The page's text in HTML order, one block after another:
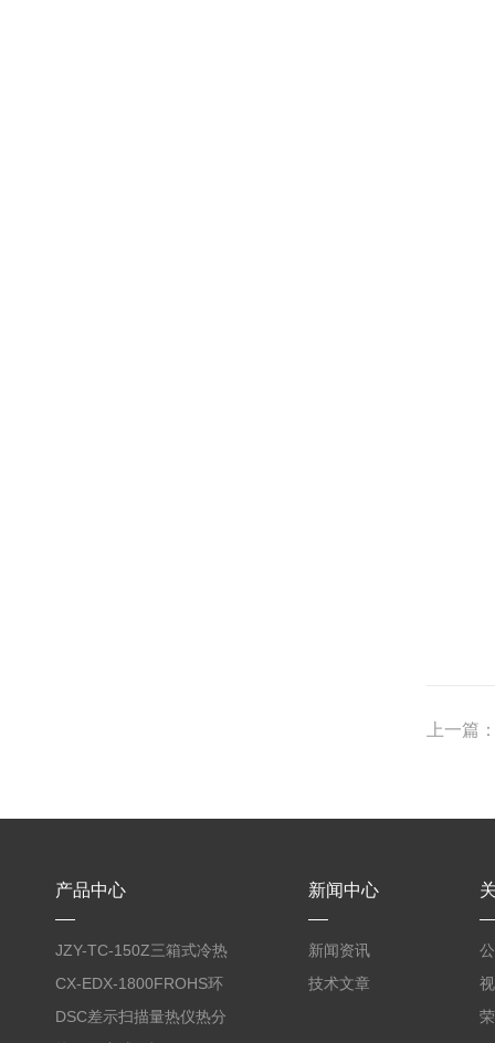
上一篇
产品中心
JZY-TC-150Z三箱式冷热
冲击试验箱
CX-EDX-1800FROHS环
保仪
DSC差示扫描量热仪热分
新闻中心
新闻资讯
技术文章